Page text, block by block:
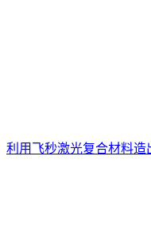
利用飞秒激光复合材料造